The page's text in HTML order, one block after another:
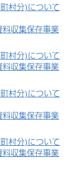
村分)について
料収集保存事業
村分)について
料収集保存事業
村分)について
料収集保存事業
村分)について
料収集保存事業